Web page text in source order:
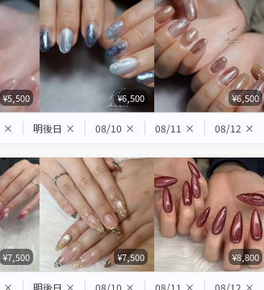
¥5,500 ¥6,500 ¥6,500
× 明後日 × 08/10 × 08/11 × 08/12 ×
¥7,500 ¥7,500 ¥8,800